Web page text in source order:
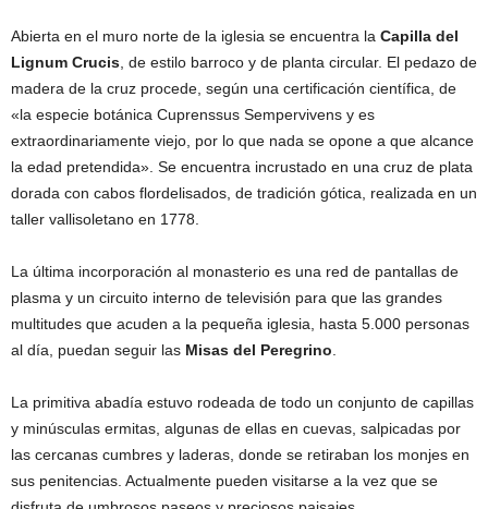
Abierta en el muro norte de la iglesia se encuentra la Capilla del
Lignum Crucis , de estilo barroco y de planta circular. El pedazo de
madera de la cruz procede, según una certificación científica, de
«la especie botánica Cuprenssus Sempervivens y es
extraordinariamente viejo, por lo que nada se opone a que alcance
la edad pretendida». Se encuentra incrustado en una cruz de plata
dorada con cabos flordelisados, de tradición gótica, realizada en un
taller vallisoletano en 1778.
La última incorporación al monasterio es una red de pantallas de
plasma y un circuito interno de televisión para que las grandes
multitudes que acuden a la pequeña iglesia, hasta 5.000 personas
al día, puedan seguir las Misas del Peregrino
La primitiva abadía estuvo rodeada de todo un conjunto de capillas
y minúsculas ermitas, algunas de ellas en cuevas, salpicadas por
las cercanas cumbres y laderas, donde se retiraban los monjes en
sus penitencias. Actualmente pueden visitarse a la vez que se